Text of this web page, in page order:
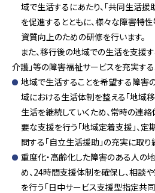
域で生活するにあたり、「共同生活援
を促進するとともに、様々な障害特
資質向上のための研修を行います。
また、移行後の地域での生活を支援す
介護」等の障害福祉サービスを充実する
地域で生活することを希望する障害
域における生活体制を整える「地域
生活を継続していくため、常時の連
要な支援を行う「地域定着支援」、
問する「自立生活援助」の充実に取り
重度化・高齢化した障害のある人の
め、24時間支援体制を確保し、相談
を行う「日中サービス支援型指定共